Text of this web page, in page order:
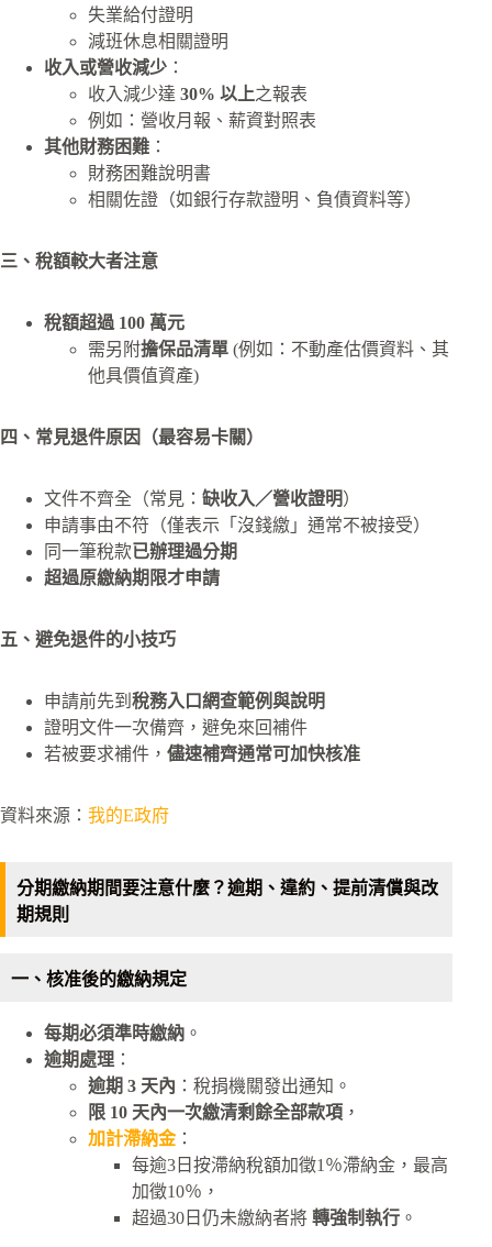
失業給付證明
減班休息相關證明
收入或營收減少 ：
收入減少達 30% 以上之報表
例如：營收月報、薪資對照表
其他財務困難 ：
財務困難說明書
相關佐證（如銀行存款證明、負債資料等）
三、稅額較大者注意
稅額超過 100 萬元
需另附擔保品清單 (例如：不動產估價資料、其
他具價值資產)
四、常見退件原因（最容易卡關）
文件不齊全（常見： 缺收入／營收證明）
申請事由不符（僅表示「沒錢繳」通常不被接受）
同一筆稅款已辦理過分期
超過原繳納期限才申請
五、避免退件的小技巧
申請前先到 稅務入口網查範例與說明
證明文件一次備齊，避免來回補件
若被要求補件， 儘速補齊通常可加快核准
資料來源： 我的E政府
分期繳納期間要注意什麼？逾期、違約、提前清償與改
期規則
一、核准後的繳納規定
每期必須準時繳納 。
逾期處理 ：
逾期 3 天內 ：稅捐機關發出通知。
限 10 天內一次繳清剩餘全部款項 ，
加計滯納金：
每逾3日按滯納稅額加徵1％滯納金，最高
加徵10％，
超過30日仍未繳納者將 轉強制執行 。